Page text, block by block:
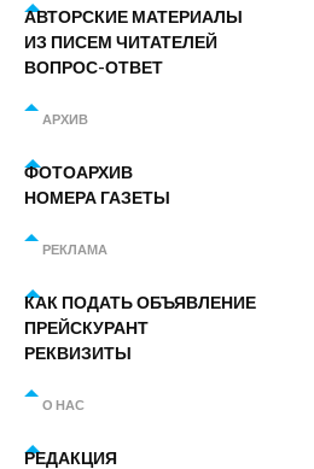
АВТОРСКИЕ МАТЕРИАЛЫ
ИЗ ПИСЕМ ЧИТАТЕЛЕЙ
ВОПРОС-ОТВЕТ
АРХИВ
ФОТОАРХИВ
НОМЕРА ГАЗЕТЫ
РЕКЛАМА
КАК ПОДАТЬ ОБЪЯВЛЕНИЕ
ПРЕЙСКУРАНТ
РЕКВИЗИТЫ
О НАС
РЕДАКЦИЯ